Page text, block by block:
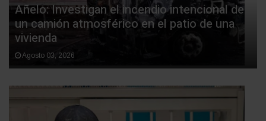
Añelo: Investigan el incendio intencional de
un camión atmosférico en el patio de una
vivienda
Agosto 03, 2026